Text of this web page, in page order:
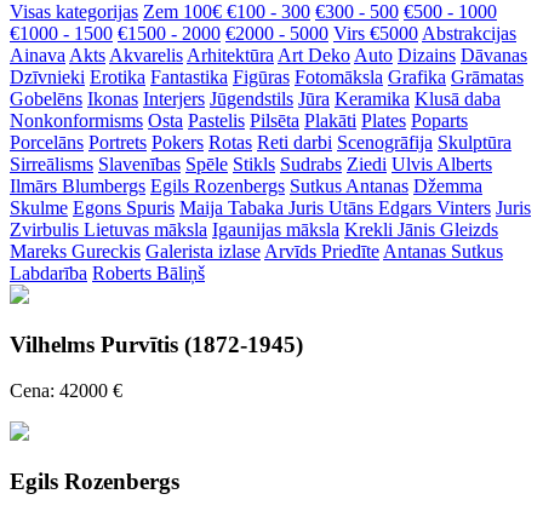
Visas kategorijas Zem 100€ €100 - 300 €300 - 500 €500 - 1000
€1000 - 1500 €1500 - 2000 €2000 - 5000 Virs €5000 Abstrakcijas
Ainava Akts Akvarelis Arhitektūra Art Deko Auto Dizains Dāvanas
Dzīvnieki Erotika Fantastika Figūras Fotomāksla Grafika Grāmatas
Gobelēns Ikonas Interjers Jūgendstils Jūra Keramika Klusā daba
Nonkonformisms Osta Pastelis Pilsēta Plakāti Plates Poparts
Porcelāns Portrets Pokers Rotas Reti darbi Scenogrāfija Skulptūra
Sirreālisms Slavenības Spēle Stikls Sudrabs Ziedi Ulvis Alberts
Ilmārs Blumbergs Egils Rozenbergs Sutkus Antanas Džemma
Skulme Egons Spuris Maija Tabaka Juris Utāns Edgars Vinters Juris
Zvirbulis Lietuvas māksla Igaunijas māksla Krekli Jānis Gleizds
Mareks Gureckis Galerista izlase Arvīds Priedīte Antanas Sutkus
Labdarība Roberts Bāliņš
Vilhelms Purvītis (1872-1945)
Cena: 42000 €
Egils Rozenbergs